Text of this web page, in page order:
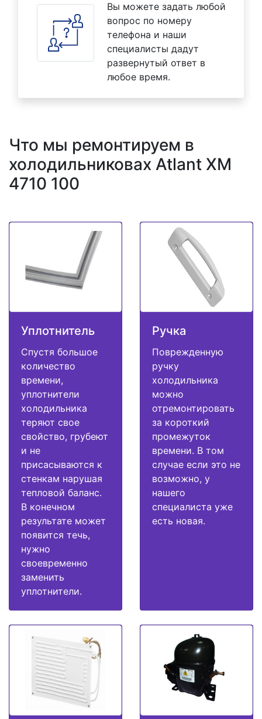
Вы можете задать любой
вопрос по номеру
телефона и наши
специалисты дадут
развернутый ответ в
любое время.
Что мы ремонтируем в
холодильниковах Atlant XM
4710 100
Уплотнитель
Спустя большое
количество
времени,
уплотнители
холодильника
теряют свое
свойство, грубеют
и не
присасываются к
стенкам нарушая
тепловой баланс.
В конечном
результате может
появится течь,
нужно
своевременно
заменить
уплотнители.
Ручка
Поврежденную
ручку
холодильника
можно
отремонтировать
за короткий
промежуток
времени. В том
случае если это не
возможно, у
нашего
специалиста уже
есть новая.